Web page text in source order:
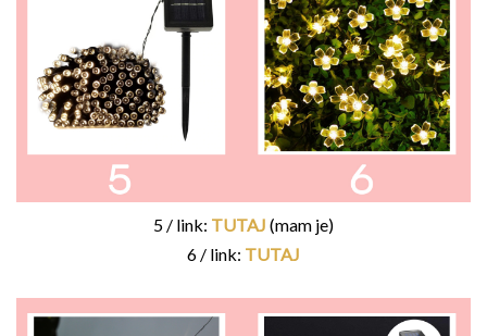
5 / link: TUTAJ (mam je)
6 / link: TUTAJ